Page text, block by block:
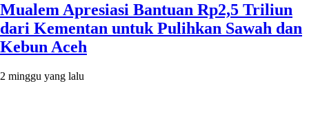
Mualem Apresiasi Bantuan Rp2,5 Triliun
dari Kementan untuk Pulihkan Sawah dan
Kebun Aceh
2 minggu yang lalu